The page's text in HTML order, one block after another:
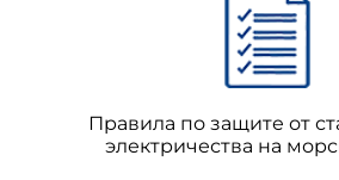
Правила по защите от
электричества на